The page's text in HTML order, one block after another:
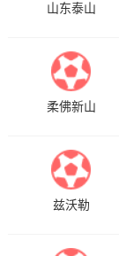
山东泰山
柔佛新山
兹沃勒